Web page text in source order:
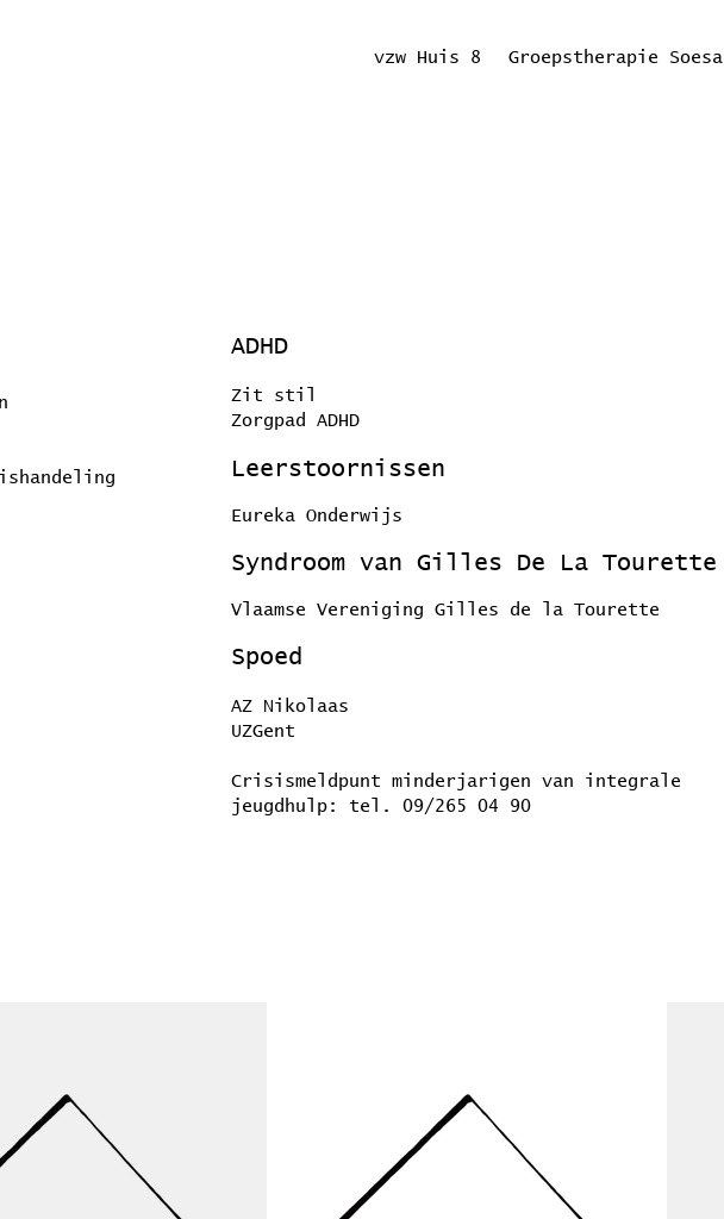
vzw Huis 8 Groepstherapie Soesa
ADHD
Zit stil
Zorgpad ADHD
Leerstoornissen
Eureka Onderwijs
Syndroom van Gilles De La Tourette
Vlaamse Vereniging Gilles de la Tourette
Spoed
AZ Nikolaas
UZGent
Crisismeldpunt minderjarigen van integrale
jeugdhulp: tel. 09/265 04 90